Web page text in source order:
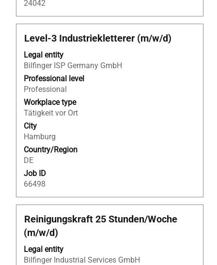
24042
Title
Level-3 Industriekletterer (m/w/d)
Legal entity
Bilfinger ISP Germany GmbH
Professional level
Professional
Workplace type
Tätigkeit vor Ort
City
Hamburg
Country/Region
DE
Job ID
66498
Select
space
bar
to
view
the
full
contents
of
the
job
information.
Title
Reinigungskraft 25 Stunden/Woche
(m/w/d)
Legal entity
Bilfinger Industrial Services GmbH
Select
with
space
bar
to